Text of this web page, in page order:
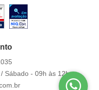
Sábado - 09h às 12h.